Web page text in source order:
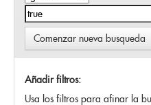
Comenzar nueva busqueda
Añadir filtros:
Usa los filtros para afinar la